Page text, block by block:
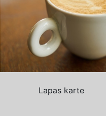
Lapas karte